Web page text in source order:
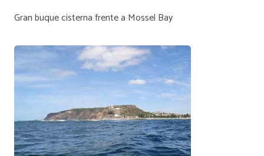
Gran buque cisterna frente a Mossel Bay